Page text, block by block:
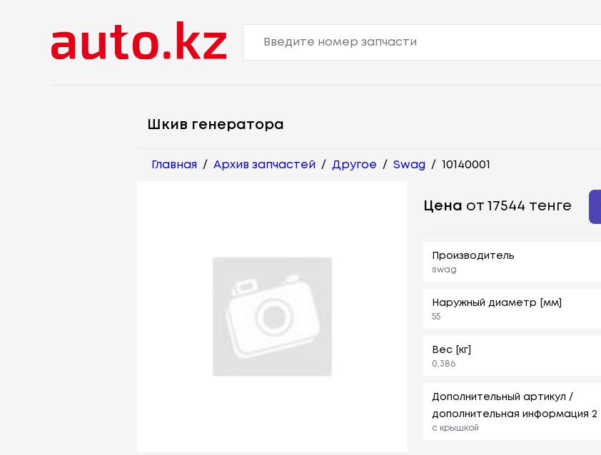
Шкив генератора
Главная / Архив запчастей / Другое / Swag / 10140001
Цена от 17544 тенге
Производитель
swag
Наружный диаметр [мм]
55
Вес [кг]
0,386
Дополнительный артикул /
дополнительная информация 2
с крышкой